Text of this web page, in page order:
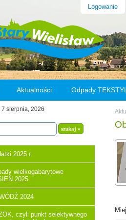
Logowanie
Aktualności Odpady
Wybory na Sołtysa w Starym
7 sierpnia, 2026
2025 r.
wielkogabarytowe
2025
2024
czyli punkt selektywnego